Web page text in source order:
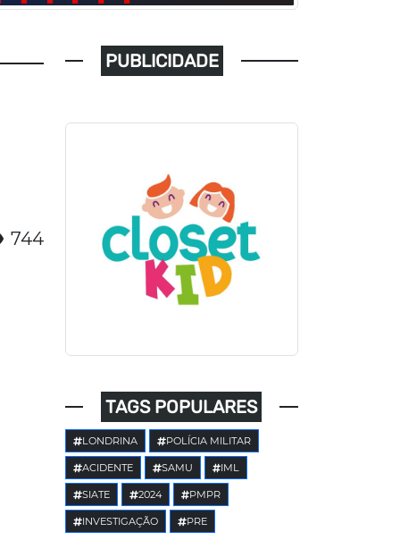
744
PUBLICIDADE
TAGS POPULARES
LONDRINA POLÍCIA MILITAR
ACIDENTE SAMU IML
SIATE 2024 PMPR
INVESTIGAÇÃO PRE